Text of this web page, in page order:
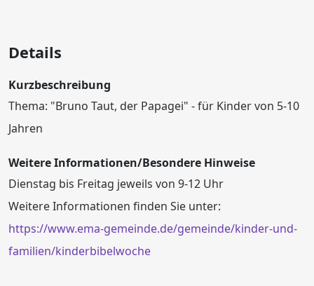
Details
Kurzbeschreibung
Thema: "Bruno Taut, der Papagei" - für Kinder von 5-10
Jahren
Weitere Informationen/Besondere Hinweise
Dienstag bis Freitag jeweils von 9-12 Uhr
Weitere Informationen finden Sie unter:
https://www.ema-gemeinde.de/gemeinde/kinder-und-
familien/kinderbibelwoche